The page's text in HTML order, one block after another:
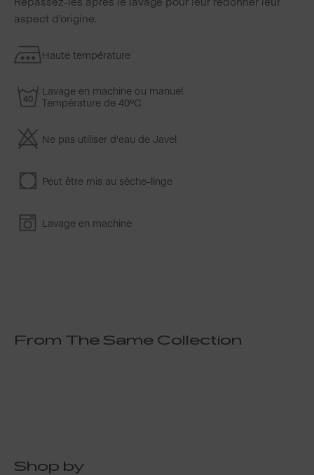
aspect d’origine.
Haute température
Lavage en machine ou manuel.
Température de 40ºC
Ne pas utiliser d'eau de Javel
Peut être mis au sèche-linge
Lavage en machine
From The Same Collection
Shop by